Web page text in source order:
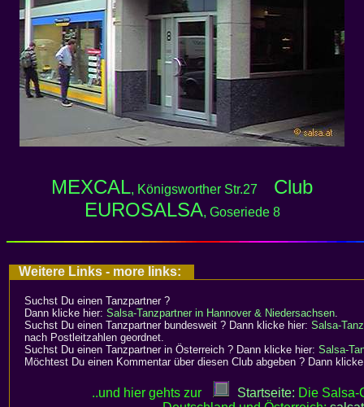
MEXCAL, Königsworther Str.27 Club
EUROSALSA, Goseriede 8
Weitere Links - more links:
Suchst Du einen Tanzpartner?
Dann klicke hier: Salsa-Tanzpartner in Hannover & Niedersachsen.
Suchst Du einen Tanzpartner bundesweit ? Dann klicke hier: Salsa-
nach Postleitzahlen geordnet.
Suchst Du einen Tanzpartner in Österreich ? Dann klicke hier: Salsa-
Möchtest Du einen Kommentar über diesen Club abgeben ? Dann
..und hier gehts zur Startseite: Die Salsa-